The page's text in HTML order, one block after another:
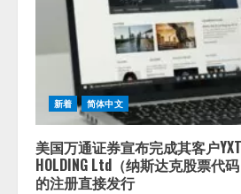
2
2026/08/07/
【2026年企業
する調査】AI
きている企業
業の68.0％が
活用は「上手
答
2026/08/07/
ナレッジワー
新着 简体中文
美国万通证券宣布完成其客户
HOLDING Ltd（纳斯达克股票代
的注册直接发行